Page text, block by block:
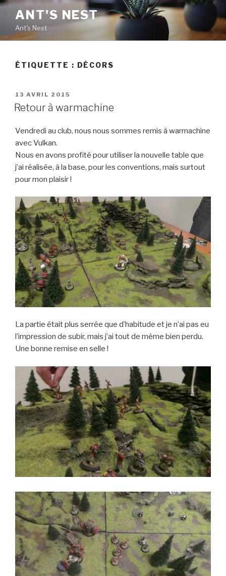
Aller
contenu
principal
ANT'S NEST
Ant's Nest
ÉTIQUETTE : DÉCORS
PUBLIÉ
LE
13 AVRIL 2015
Retour à warmachine
Vendredi au club, nous nous sommes remis à warmachine
avec Vulkan.
Nous en avons profité pour utiliser la nouvelle table que
j’ai réalisée, à la base, pour les conventions, mais surtout
pour mon plaisir !
La partie était plus serrée que d’habitude et je n’ai pas eu
l’impression de subir, mais j’ai tout de même bien perdu.
Une bonne remise en selle !